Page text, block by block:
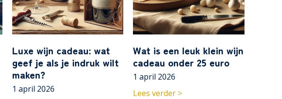
Luxe wijn cadeau: wat
geef je als je indruk wilt
maken?
1 april 2026
Wat is een leuk klein wijn
cadeau onder 25 euro
1 april 2026
Lees verder >